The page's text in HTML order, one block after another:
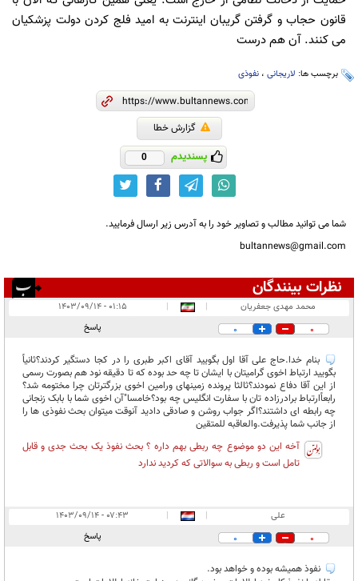
قانون حجاب و گرفتن گریبان اینترنت به امید فلج کردن دولت پزشکیان
می کنند. آن هم درست
برچسب ها: لاریجانی ، نفوذی
گزارش خطا
پسندیدم 0
شما می توانید مطالب و تصاویر خود را به آدرس زیر ارسال فرمایید.
bultannews@gmail.com
نظرات بینندگان
انتشار یافته:۸
در انتظار بررسی:
محمد مهدی جعفریان |
|
۰۱:۱۵ - ۱۴۰۳/۰۹/۱۴
0
0 پاسخ
بنام خدا.حاج علی آقا اول بگویید آقای اکبر طبری را در کجا دستگیر کردند؟ثانیاً
بگویید ارتباط اخوی گرامیتان با ایشان تا چه حد بوده که تا دقیقه نود هم بصورت رسمی
از این آقا دفاع نمودند؟ثالثا پرونده زمینهای ورامین اخوی بزرگترتان چرا مختومه شد؟
رابعاًارتباط برادرزاده تان با سفارت انگلیس چه بود؟خامسا"آن اخوی شما با بابک زنجانی
چه رابطه ای داشتند؟اگر جواب روشن و صادقی دادید آنوقت میتوان بحث نفوذی ها را
از جانب شما پذیرفت.والعاقبه للمتقین
آخه این دو موضوع چه ربطی بهم داره ؟ بحث نفوذ یک بحث جدی و قابل
تامل است و ربطی به سوالاتی که کردید ندارد
علی |
|
۰۷:۴۳ - ۱۴۰۳/۰۹/۱۴
0
0 پاسخ
نفوذ همیشه بوده و خواهد بود.